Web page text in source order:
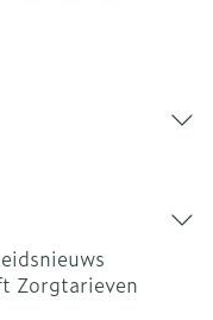
Zorgtarieven